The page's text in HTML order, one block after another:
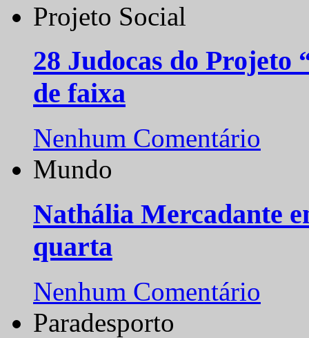
Projeto Social
28 Judocas do
de faixa
Nenhum Comentário
Mundo
Nathália Mercadante
quarta
Nenhum Comentário
Paradesporto